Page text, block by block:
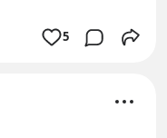
5